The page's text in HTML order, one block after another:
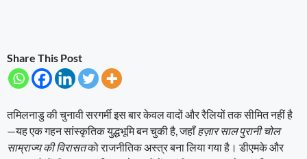
Share This Post
तमिलनाडु की चुनावी सरगर्मी इस बार केवल वादों और रैलियों तक सीमित नहीं है
—यह एक गहन सांस्कृतिक युद्धभूमि बन चुकी है, जहाँहज़ार साल पुरानी चोल
साम्राज्य की विरासतको राजनीतिक अस्त्र बना लिया गया है। डीएमके और